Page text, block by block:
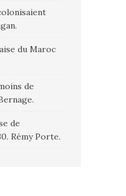
du Maroc
de
de
Rémy Porte.